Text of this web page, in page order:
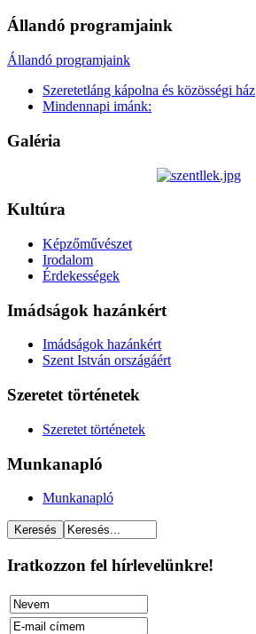
Állandó programjaink
Állandó programjaink
Szeretetláng kápolna és közösségi ház
Mindennapi imánk:
Galéria
Kultúra
Képzőművészet
Irodalom
Érdekességek
Imádságok hazánkért
Imádságok hazánkért
Szent István országáért
Szeretet történetek
Szeretet történetek
Munkanapló
Munkanapló
Iratkozzon fel hírlevelünkre!